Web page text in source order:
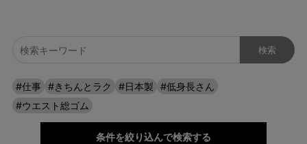
#仕事 #きちんとラク #日本製
#低身長さん
#ウエスト総ゴム
条件を絞り込んで検索する